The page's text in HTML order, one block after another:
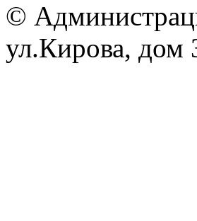
©
ул.Кирова, дом